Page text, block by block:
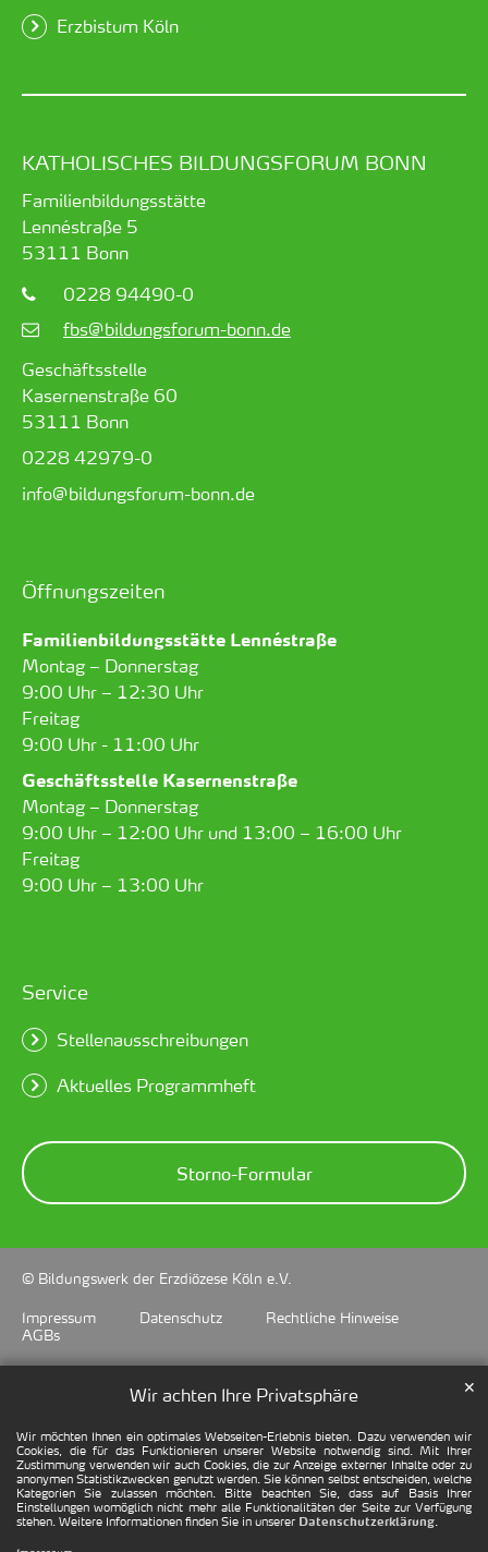
Wir achten Ihre Privatsphäre
Wir möchten Ihnen ein optimales Webseiten-Erlebnis bieten. Dazu verwenden wir
Cookies, die für das Funktionieren unserer Website notwendig sind. Mit Ihrer
Zustimmung verwenden wir auch Cookies, die zur Anzeige externer Inhalte oder zu
anonymen Statistikzwecken genutzt werden. Sie können selbst entscheiden, welche
Kategorien Sie zulassen möchten. Bitte beachten Sie, dass auf Basis Ihrer
Einstellungen womöglich nicht mehr alle Funktionalitäten der Seite zur Verfügung
stehen. Weitere Informationen finden Sie in unserer Datenschutzerklärung.
✕
Erzbistum Köln
KATHOLISCHES BILDUNGSFORUM BONN
Familienbildungsstätte
Lennéstraße 5
53111 Bonn
0228 94490-0
fbs@bildungsforum-bonn.de
Geschäftsstelle
Kasernenstraße 60
53111 Bonn
0228 42979-0
info@bildungsforum-bonn.de
Öffnungszeiten
Familienbildungsstätte Lennéstraße
Montag – Donnerstag
9:00 Uhr – 12:30 Uhr
Freitag
9:00 Uhr - 11:00 Uhr
Geschäftsstelle Kasernenstraße
Montag – Donnerstag
9:00 Uhr – 12:00 Uhr und 13:00 – 16:00 Uhr
Freitag
9:00 Uhr – 13:00 Uhr
Service
Stellenausschreibungen
Aktuelles Programmheft
Storno-Formular
© Bildungswerk der Erzdiözese Köln e.V.
Impressum
Datenschutz
Rechtliche Hinweise
AGBs